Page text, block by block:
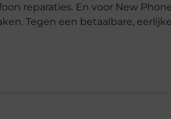
reparaties. En voor New
Tegen een betaalbare,